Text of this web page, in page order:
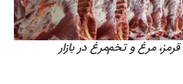
مرغ و تخم‌مرغ در بازار